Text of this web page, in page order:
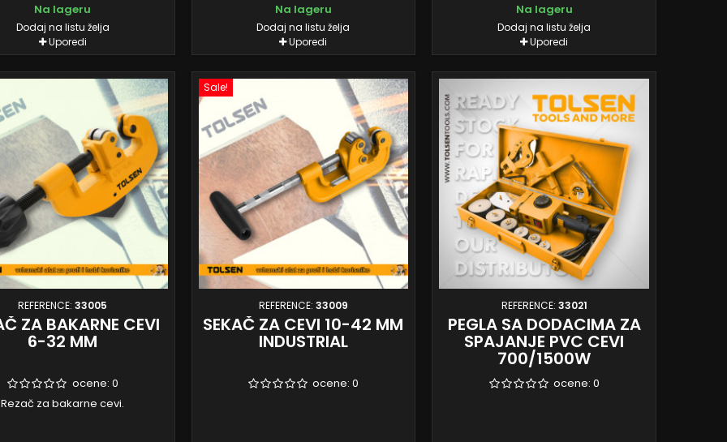
Na lageru
Dodaj na listu želja
Uporedi
Na lageru
Dodaj na listu želja
Uporedi
Na lageru
Dodaj na listu želja
Uporedi
REFERENCE:33005
ZA BAKARNE CEVI
6-32 MM
ocene: 0
Rezač za bakarne cevi.
Sale!
REFERENCE: 33009
SEKAČ ZA CEVI 10-42 MM
INDUSTRIAL
ocene:0
REFERENCE: 33021
PEGLA SA DODACIMA ZA
SPAJANJE PVC CEVI
700/1500W
ocene:0